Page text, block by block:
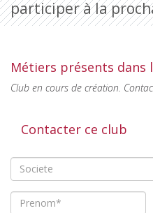
participer à la
Métiers présents dans
Club en cours de création.
Contacter ce club